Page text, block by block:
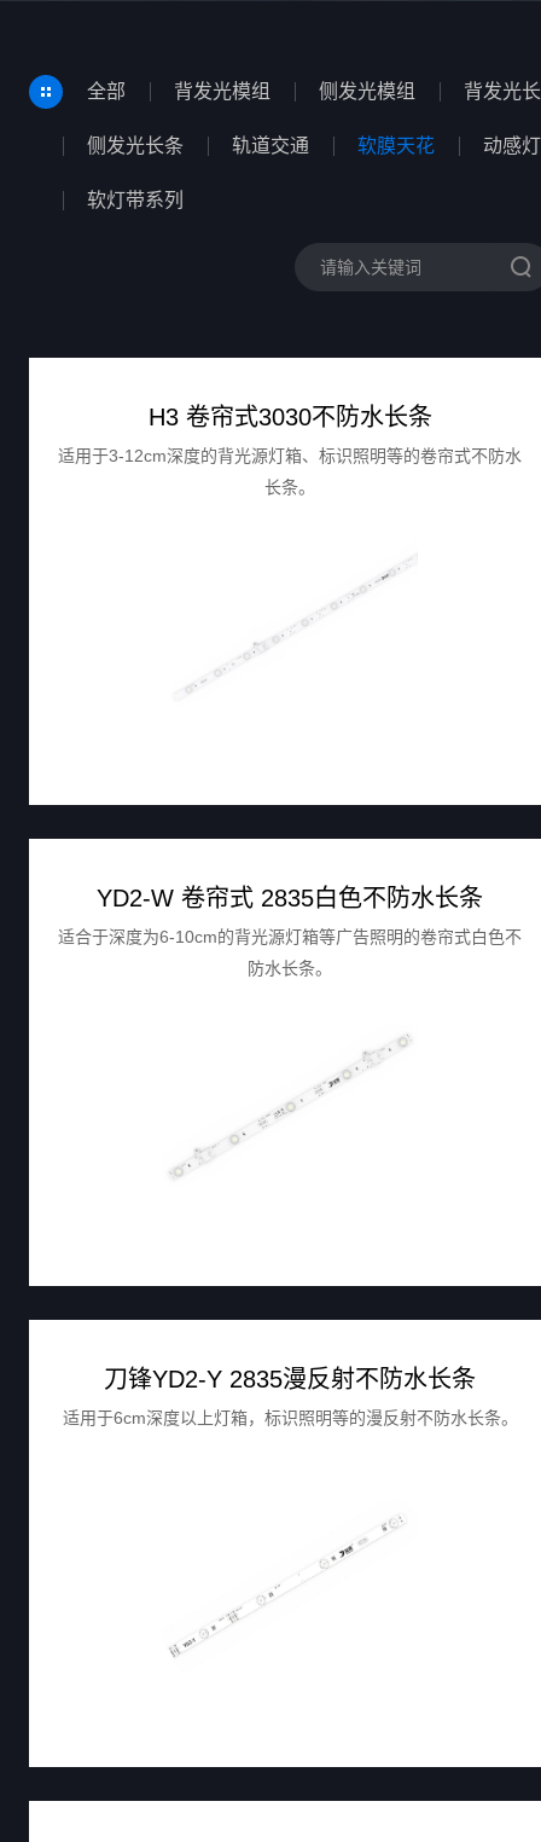
全部 背发光模组 侧发光模组 背发光
侧发光长条 轨道交通 软膜天花 动感
软灯带系列
H3 卷帘式3030不防水长条
适用于3-12cm深度的背光源灯箱、标识照明等的卷帘式不防水
长条。
YD2-W 卷帘式 2835白色不防水长条
适合于深度为6-10cm的背光源灯箱等广告照明的卷帘式白色不
防水长条。
刀锋YD2-Y 2835漫反射不防水长条
适用于6cm深度以上灯箱，标识照明等的漫反射不防水长条。